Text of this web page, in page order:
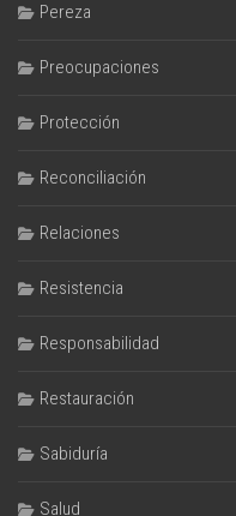
Pereza
Preocupaciones
Protección
Reconciliación
Relaciones
Resistencia
Responsabilidad
Restauración
Sabiduría
Salud